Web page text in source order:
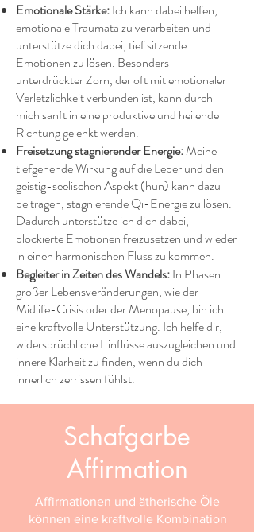
Emotionale Stärke:Ich kann dabei helfen,
emotionale Traumata zu verarbeiten und
unterstütze dich dabei, tief sitzende
Emotionen zu lösen. Besonders
unterdrückter Zorn, der oft mit emotionaler
Verletzlichkeit verbunden ist, kann durch
mich sanft in eine produktive und heilende
Richtung gelenkt werden.
Freisetzung stagnierender Energie:Meine
tiefgehende Wirkung auf die Leber und den
geistig-seelischen Aspekt (hun) kann dazu
beitragen, stagnierende Qi-Energie zu lösen.
Dadurch unterstütze ich dich dabei,
blockierte Emotionen freizusetzen und wieder
in einen harmonischen Fluss zu kommen.
Begleiter in Zeiten des Wandels:In Phasen
großer Lebensveränderungen, wie der
Midlife-Crisis oder der Menopause, bin ich
eine kraftvolle Unterstützung. Ich helfe dir,
widersprüchliche Einflüsse auszugleichen und
innere Klarheit zu finden, wenn du dich
innerlich zerrissen fühlst.
Schafgarbe
Affirmation
Affirmationen und ätherische Öle
können eine kraftvolle Kombination